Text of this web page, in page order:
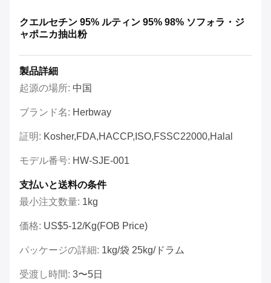
クエルセチン 95% ルティン 95% 98% ソフォラ・ジ
ャポニカ抽出粉
製品詳細
起源の場所: 中国
ブランド名: Herbway
証明: Kosher,FDA,HACCP,ISO,FSSC22000,Halal
モデル番号: HW-SJE-001
支払いと送料の条件
最小注文数量: 1kg
価格: US$5-12/kg(FOB Price)
パッケージの詳細: 1kg/袋 25kg/ドラム
受渡し時間: 3〜5日